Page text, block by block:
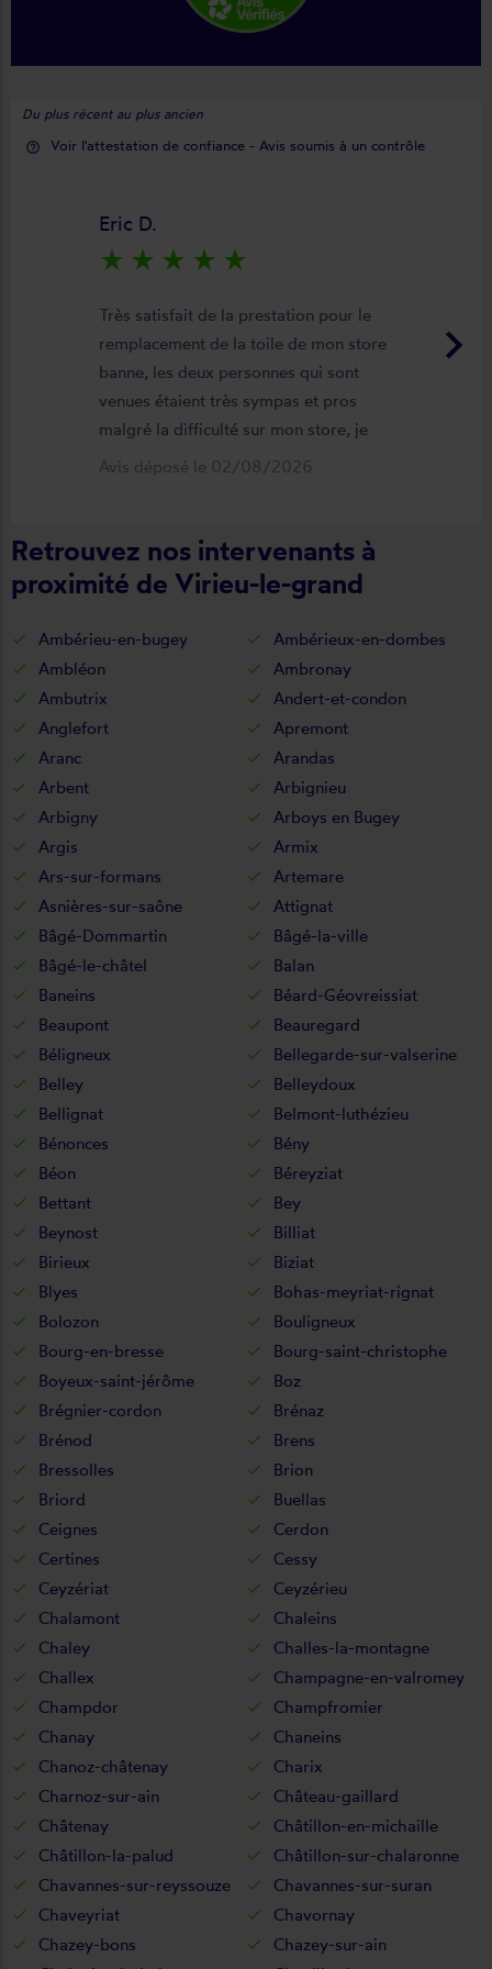
Du plus récent au plus ancien
help_outline Voir l'attestation de confiance - Avis soumis à un contrôle
keyboard_arrow_right
Eric D.
star_rate star_rate star_rate star_rate star_rate
Très satisfait de la prestation pour le
remplacement de la toile de mon store
banne, les deux personnes qui sont
venues étaient très sympas et pros
malgré la difficulté sur mon store, je
suis satisfait du résultat et du
de la pose je recommande ????
Avis déposé le 02/08/2026
Retrouvez nos intervenants à
proximité de Virieu-le-grand
Ambérieu-en-bugey
Ambérieux-en-dombes
Ambléon
Ambronay
Ambutrix
Andert-et-condon
Anglefort
Apremont
Aranc
Arandas
Arbent
Arbignieu
Arbigny
Arboys en Bugey
Argis
Armix
Ars-sur-formans
Artemare
Asnières-sur-saône
Attignat
Bâgé-Dommartin
Bâgé-la-ville
Bâgé-le-châtel
Balan
Baneins
Béard-Géovreissiat
Beaupont
Beauregard
Béligneux
Bellegarde-sur-valserine
Belley
Belleydoux
Bellignat
Belmont-luthézieu
Bénonces
Bény
Béon
Béreyziat
Bettant
Bey
Beynost
Billiat
Birieux
Biziat
Blyes
Bohas-meyriat-rignat
Bolozon
Bouligneux
Bourg-en-bresse
Bourg-saint-christophe
Boyeux-saint-jérôme
Boz
Brégnier-cordon
Brénaz
Brénod
Brens
Bressolles
Brion
Briord
Buellas
Ceignes
Cerdon
Certines
Cessy
Ceyzériat
Ceyzérieu
Chalamont
Chaleins
Chaley
Challes-la-montagne
Challex
Champagne-en-valromey
Champdor
Champfromier
Chanay
Chaneins
Chanoz-châtenay
Charix
Charnoz-sur-ain
Château-gaillard
Châtenay
Châtillon-en-michaille
Châtillon-la-palud
Châtillon-sur-chalaronne
Chavannes-sur-reyssouze
Chavannes-sur-suran
Chaveyriat
Chavornay
Chazey-bons
Chazey-sur-ain